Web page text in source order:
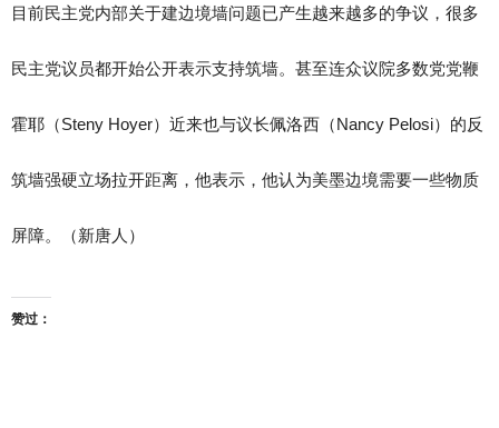
目前民主党内部关于建边境墙问题已产生越来越多的争议，很多
民主党议员都开始公开表示支持筑墙。甚至连众议院多数党党鞭
霍耶（Steny Hoyer）近来也与议长佩洛西（Nancy Pelosi）的反
筑墙强硬立场拉开距离，他表示，他认为美墨边境需要一些物质
屏障。（新唐人）
赞过：